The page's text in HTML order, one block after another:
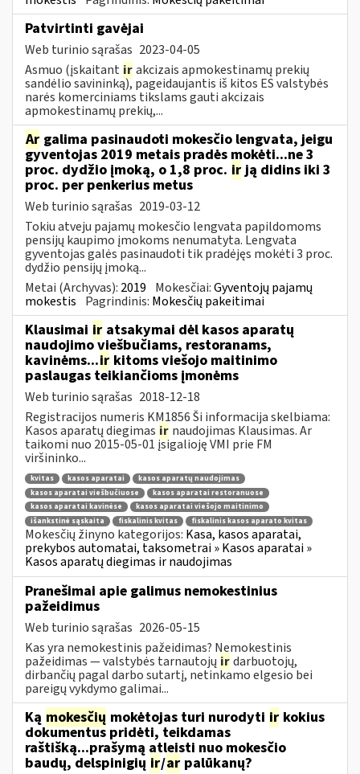
Patvirtinti gavėjai
Web turinio sąrašas 2023-04-05
Asmuo (įskaitant irakcizais apmokestinamų prekių
sandėlio savininką), pageidaujantis iš kitos ES valstybės
narės komerciniams tikslams gauti akcizais
apmokestinamų prekių,...
Ar galima pasinaudoti mokesčio lengvata, jeigu
gyventojas 2019 metais pradės mokėti...ne 3
proc. dydžio įmoką, o 1,8 proc. irją didins iki 3
proc. per penkerius metus
Web turinio sąrašas 2019-03-12
Tokiu atveju pajamų mokesčio lengvata papildomoms
pensijų kaupimo įmokoms nenumatyta. Lengvata
gyventojas galės pasinaudoti tik pradėjęs mokėti 3 proc.
dydžio pensijų įmoką...
Metai (Archyvas): 2019 Mokesčiai:Gyventojų pajamų
mokestis Pagrindinis: Mokesčių pakeitimai
Klausimai ir atsakymai dėl kasos aparatų
naudojimo viešbučiams, restoranams,
kavinėms...ir kitoms viešojo maitinimo
paslaugas teikiančioms įmonėms
Web turinio sąrašas 2018-12-18
Registracijos numeris KM1856 Ši informacija skelbiama:
Kasos aparatų diegimas ir naudojimas Klausimas. Ar
taikomi nuo 2015-05-01 įsigalioję VMI prie FM
viršininko...
kvitas kasos aparatai
kasos aparatų naudojimas
kasos aparatai viešbučiuose
kasos aparatai restoranuose
kasos aparatai kavinėse
kasos aparatai viešojo maitinimo
išankstinė sąskaita
fiskalinis kvitas fiskalinis kasos aparato kvitas
Mokesčių žinyno kategorijos: Kasa, kasos aparatai,
prekybos automatai, taksometrai » Kasos aparatai »
Kasos aparatų diegimas ir naudojimas
Pranešimai apie galimus nemokestinius
pažeidimus
Web turinio sąrašas 2026-05-15
Kas yra nemokestinis pažeidimas? Nemokestinis
pažeidimas — valstybės tarnautojų irdarbuotojų,
dirbančių pagal darbo sutartį, netinkamo elgesio bei
pareigų vykdymo galimai...
Ką mokesčių mokėtojas turi nurodyti ir kokius
dokumentus pridėti, teikdamas
raštišką...prašymą atleisti nuo mokesčio
baudų, delspinigių ir/ar palūkanų?